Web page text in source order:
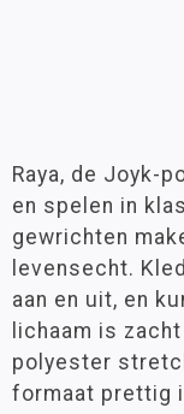
Raya, de Joyk-
en spelen in
gewrichten
levensecht.
aan en uit, en
lichaam is
polyester
formaat prettig